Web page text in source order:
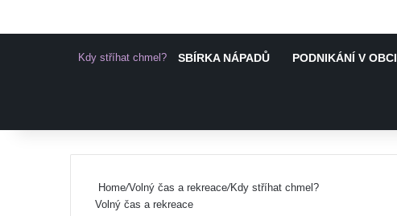
Kdy stříhat chmel? SBÍRKA NÁPADŮ PODNIKÁNÍ V OBCI
Home/Volný čas a rekreace/Kdy stříhat chmel?
Volný čas a rekreace